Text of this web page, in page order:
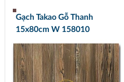
Gạch Takao Gỗ Thanh
15x80cm W 158010